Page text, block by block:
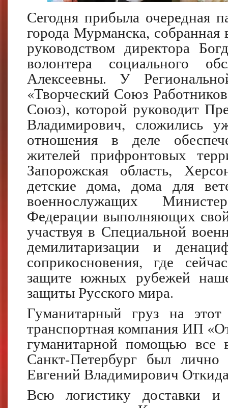
Сегодня прибыла очередная
города Мурманска,
руководством директора
волонтера социального
Алексеевны. У
«Творческий Союз
Союз), которой руководит
Владимирович, сложились
отношения в деле
жителей прифронтовых
Запорожская область,
детские дома, дома для
военнослужащих
Федерации выполняющих
участвуя в Специальной
демилитаризации и
соприкосновения, где
защите южных рубежей
защиты Русского мира.
Гуманитарный груз на
транспортная компания ИП
гуманитарной помощью
Санкт-Петербург был
Евгений Владимирович
Всю логистику доставки и